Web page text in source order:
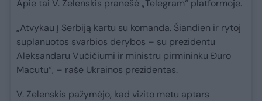
Apie tai V. Zelenskis pranešė „Telegram“ platformoje.
„Atvykau į Serbiją kartu su komanda. Šiandien ir rytoj
suplanuotos svarbios derybos – su prezidentu
Aleksandaru Vučičiumi ir ministru pirmininku Đuro
Macutu“, – rašė Ukrainos prezidentas.
V. Zelenskis pažymėjo, kad vizito metu aptars